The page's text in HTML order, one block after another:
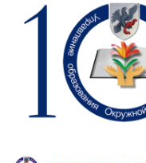
Перейти к основному
Skip to search